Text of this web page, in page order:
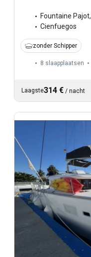
Fountaine Pajot,
Cienfuegos
zonder Schipper
8 slaapplaatsen
Laagste314 € / nacht